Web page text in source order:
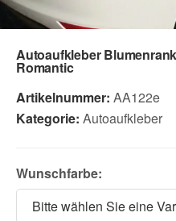
Autoaufkleber
Romantic
Artikelnummer: AA122e
Kategorie: Autoaufkleber
Wunschfarbe:
Bitte wählen Sie eine